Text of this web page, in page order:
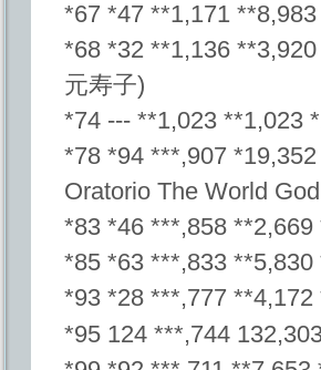
*67 *47 **1,171
*68 *32 **1,136
元寿子)
*74 --- **1,023 **1,023
*78 *94 ***,907
Oratorio The World
*83 *46 ***,858
*85 *63 ***,833
*93 *28 ***,777
*95 124 ***,744